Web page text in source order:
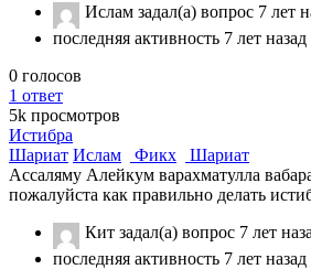
Ислам задал(а) вопрос 7 лет
последняя активность 7 лет назад
0 голосов
1 ответ
5k просмотров
Истибра
Шариат Ислам Фикх
Шариат
Ассаляму Алейкум варахматулла
пожалуйста как правильно делать
Кит задал(а) вопрос 7 лет
последняя активность 7 лет назад